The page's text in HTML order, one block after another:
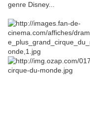
genre Disney...